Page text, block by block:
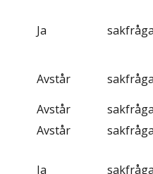
Ja
Avstår
Avstår
Avstår
Ja